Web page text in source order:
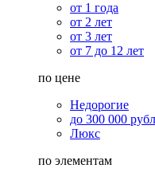
от 1 года
от 2 лет
от 3 лет
от 7 до 12 лет
по цене
Недорогие
до 300 000
Люкс
по элементам